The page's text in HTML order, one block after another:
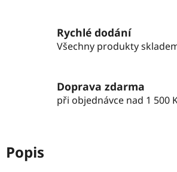
Rychlé dodání
Všechny produkty
Doprava zdarma
při objednávce nad 1 500
Popis